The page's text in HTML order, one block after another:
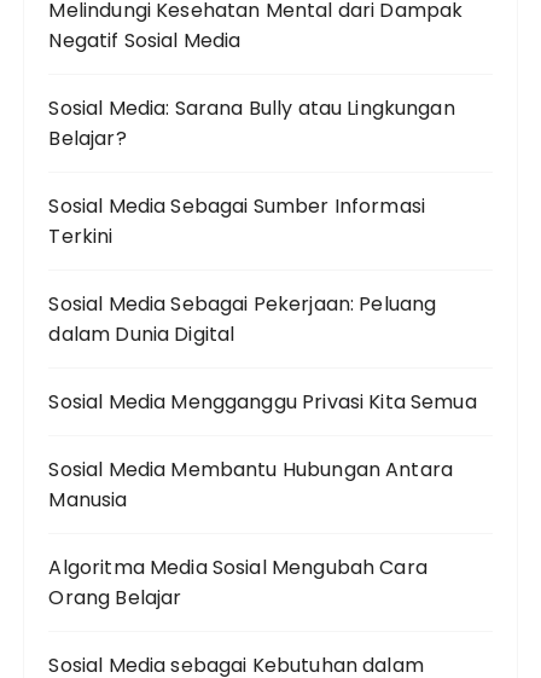
Melindungi Kesehatan Mental dari Dampak
Negatif Sosial Media
Sosial Media: Sarana Bully atau Lingkungan
Belajar?
Sosial Media Sebagai Sumber Informasi
Terkini
Sosial Media Sebagai Pekerjaan: Peluang
dalam Dunia Digital
Sosial Media Mengganggu Privasi Kita Semua
Sosial Media Membantu Hubungan Antara
Manusia
Algoritma Media Sosial Mengubah Cara
Orang Belajar
Sosial Media sebagai Kebutuhan dalam